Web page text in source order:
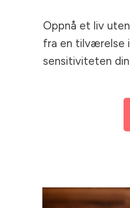
Oppnå et liv
fra en tilværelse
sensitiviteten